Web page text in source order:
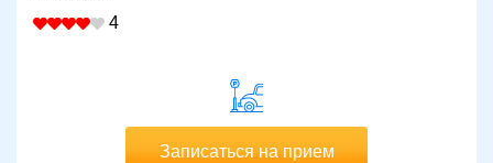
4
Записаться на прием